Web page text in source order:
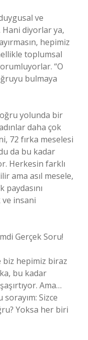
ve
diyorlar ya,
hepimiz
toplumsal
“O
bulmaya
yolunda bir
daha çok
72 fırka meselesi
da bu kadar
Herkesin farklı
ama asıl mesele,
paydasını
ve insani
Gerçek Soru!
biz hepimiz biraz
bu kadar
Ama…
Sizce
Yoksa her biri